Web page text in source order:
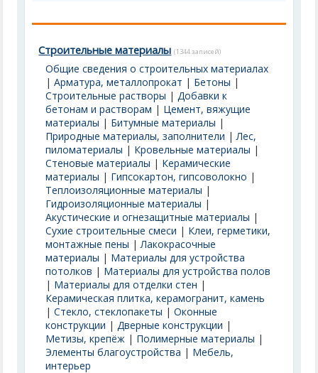
Строительные материалы (1344 записей)
Общие сведения о строительных материалах
|Арматура, металлопрокат | Бетоны |
Строительные растворы |Добавки к
бетонам и растворам | Цемент, вяжущие
материалы | Битумные материалы |
Природные материалы, заполнители |Лес,
пиломатериалы | Кровельные материалы |
Стеновые материалы | Керамические
материалы | Гипсокартон, гипсоволокно |
Теплоизоляционные материалы |
Гидроизоляционные материалы |
Акустические и огнезащитные материалы |
Сухие строительные смеси | Клеи, герметики,
монтажные пены |Лакокрасочные
материалы | Материалы для устройства
потолков | Материалы для устройства полов
| Материалы для отделки стен |
Керамическая плитка, керамогранит, камень
|Стекло, стеклопакеты |Оконные
конструкции |Дверные конструкции |
Метизы, крепёж | Полимерные материалы |
Элементы благоустройства | Мебель,
интерьер